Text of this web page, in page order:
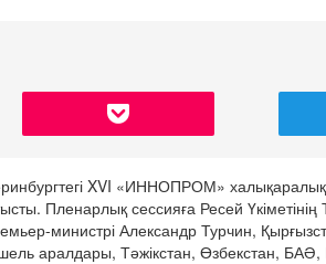
XVI «ИННОПРОМ» халықаралық
Пленарлық сессияға Ресей
министрі Александр Турчин,
аралдары, Тәжікстан, Өзбекстан, БАӘ,